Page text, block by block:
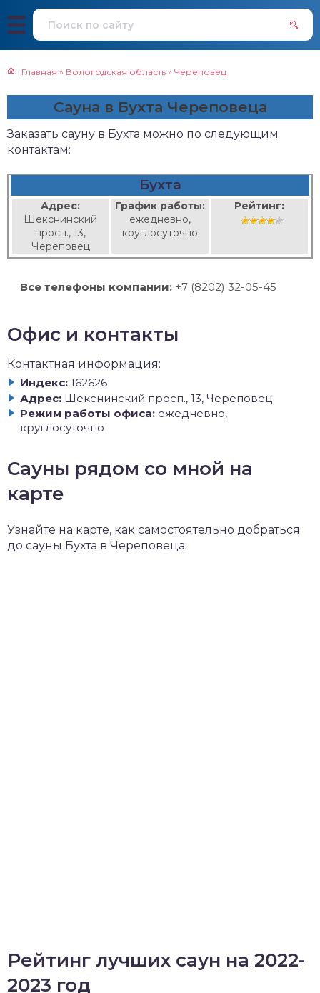
Главная » Вологодская область » Череповец
Сауна в Бухта Череповеца
Заказать сауну в Бухта можно по следующим
контактам:
Бухта
Адрес:
Шекснинский
просп., 13,
Череповец
График работы:
ежедневно,
круглосуточно
Рейтинг:
Все телефоны компании: +7 (8202) 32-05-45
Офис и контакты
Контактная информация:
Индекс: 162626
Адрес: Шекснинский просп., 13, Череповец
Режим работы офиса: ежедневно,
круглосуточно
Сауны рядом со мной на
карте
Узнайте на карте, как самостоятельно добраться
до сауны Бухта в Череповеца
Рейтинг лучших саун на 2022-
2023 год